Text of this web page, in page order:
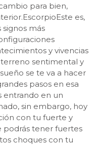
para bien,
es,
más
y vivencias
sentimental y
se te va a hacer
pasos en esa
entrando en un
sin embargo, hoy
con tu fuerte y
tener fuertes
choques con tu